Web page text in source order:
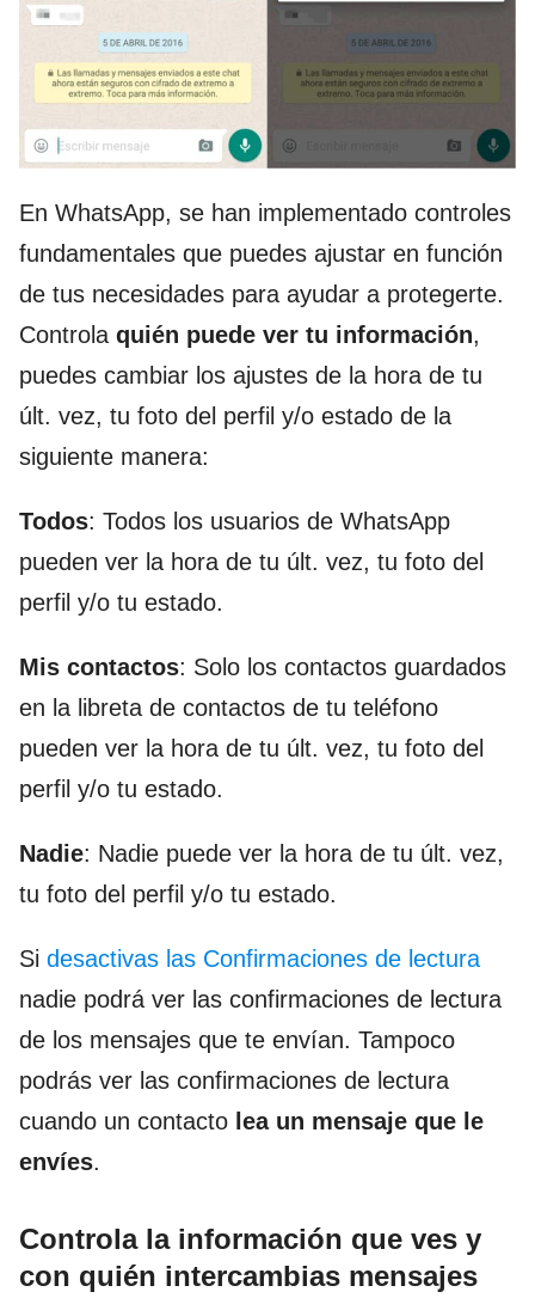
En WhatsApp, se han implementado controles
fundamentales que puedes ajustar en función
de tus necesidades para ayudar a protegerte.
Controla quién puede ver tu información,
puedes cambiar los ajustes de la hora de tu
últ. vez, tu foto del perfil y/o estado de la
siguiente manera:
Todos: Todos los usuarios de WhatsApp
pueden ver la hora de tu últ. vez, tu foto del
perfil y/o tu estado.
Mis contactos: Solo los contactos guardados
en la libreta de contactos de tu teléfono
pueden ver la hora de tu últ. vez, tu foto del
perfil y/o tu estado.
Nadie: Nadie puede ver la hora de tu últ. vez,
tu foto del perfil y/o tu estado.
Si desactivas las Confirmaciones de lectura
nadie podrá ver las confirmaciones de lectura
de los mensajes que te envían. Tampoco
podrás ver las confirmaciones de lectura
cuando un contacto lea un mensaje que le
envíes.
Controla la información que ves y
con quién intercambias mensajes